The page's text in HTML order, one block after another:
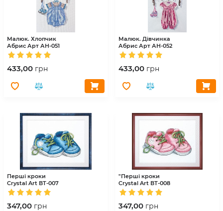
Малюк. Хлопчик
Абрис Арт АН-051
433,00 грн
Малюк. Дівчинка
Абрис Арт АН-052
433,00 грн
Перші кроки
Crystal Art ВТ-007
347,00 грн
"Перші кроки
Crystal Art ВТ-008
347,00 грн